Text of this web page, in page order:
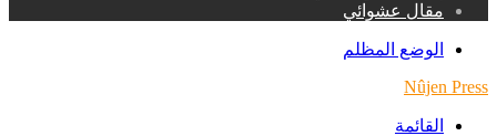
مقال عشوائي
الوضع المظلم
Nûjen Press
القائمة